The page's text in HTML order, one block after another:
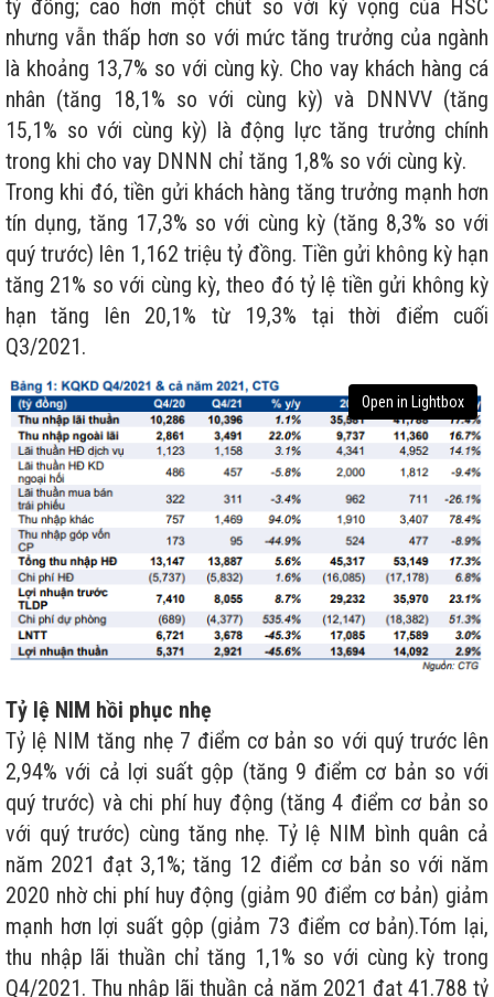
tỷ đồng; cao hơn một chút so với kỳ vọng của HSC
nhưng vẫn thấp hơn so với mức tăng trưởng của ngành
là khoảng 13,7% so với cùng kỳ. Cho vay khách hàng cá
nhân (tăng 18,1% so với cùng kỳ) và DNNVV (tăng
15,1% so với cùng kỳ) là động lực tăng trưởng chính
trong khi cho vay DNNN chỉ tăng 1,8% so với cùng kỳ.
Trong khi đó, tiền gửi khách hàng tăng trưởng mạnh hơn
tín dụng, tăng 17,3% so với cùng kỳ (tăng 8,3% so với
quý trước) lên 1,162 triệu tỷ đồng. Tiền gửi không kỳ hạn
tăng 21% so với cùng kỳ, theo đó tỷ lệ tiền gửi không kỳ
hạn tăng lên 20,1% từ 19,3% tại thời điểm cuối
Q3/2021.
Open in Lightbox
Tỷ lệ NIM hồi phục nhẹ
Tỷ lệ NIM tăng nhẹ 7 điểm cơ bản so với quý trước lên
2,94% với cả lợi suất gộp (tăng 9 điểm cơ bản so với
quý trước) và chi phí huy động (tăng 4 điểm cơ bản so
với quý trước) cùng tăng nhẹ. Tỷ lệ NIM bình quân cả
năm 2021 đạt 3,1%; tăng 12 điểm cơ bản so với năm
2020 nhờ chi phí huy động (giảm 90 điểm cơ bản) giảm
mạnh hơn lợi suất gộp (giảm 73 điểm cơ bản).Tóm lại,
thu nhập lãi thuần chỉ tăng 1,1% so với cùng kỳ trong
Q4/2021. Thu nhập lãi thuần cả năm 2021 đạt 41.788 tỷ